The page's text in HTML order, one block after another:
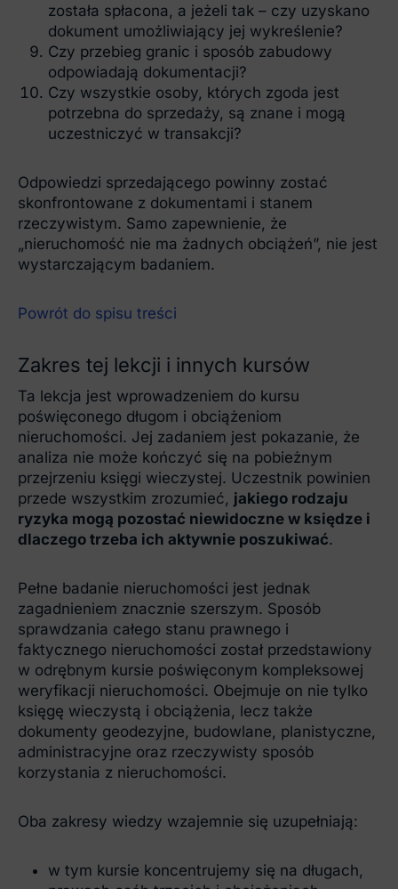
została spłacona, a jeżeli tak – czy uzyskano
dokument umożliwiający jej wykreślenie?
Czy przebieg granic i sposób zabudowy
odpowiadają dokumentacji?
Czy wszystkie osoby, których zgoda jest
potrzebna do sprzedaży, są znane i mogą
uczestniczyć w transakcji?
Odpowiedzi sprzedającego powinny zostać
skonfrontowane z dokumentami i stanem
rzeczywistym. Samo zapewnienie, że
„nieruchomość nie ma żadnych obciążeń”, nie jest
wystarczającym badaniem.
Powrót do spisu treści
Zakres tej lekcji i innych kursów
Ta lekcja jest wprowadzeniem do kursu
poświęconego długom i obciążeniom
nieruchomości. Jej zadaniem jest pokazanie, że
analiza nie może kończyć się na pobieżnym
przejrzeniu księgi wieczystej. Uczestnik powinien
przede wszystkim zrozumieć, jakiego rodzaju
ryzyka mogą pozostać niewidoczne w księdze i
dlaczego trzeba ich aktywnie poszukiwać.
Pełne badanie nieruchomości jest jednak
zagadnieniem znacznie szerszym. Sposób
sprawdzania całego stanu prawnego i
faktycznego nieruchomości został przedstawiony
w odrębnym kursie poświęconym kompleksowej
weryfikacji nieruchomości. Obejmuje on nie tylko
księgę wieczystą i obciążenia, lecz także
dokumenty geodezyjne, budowlane, planistyczne,
administracyjne oraz rzeczywisty sposób
korzystania z nieruchomości.
Oba zakresy wiedzy wzajemnie się uzupełniają:
w tym kursie koncentrujemy się na długach,